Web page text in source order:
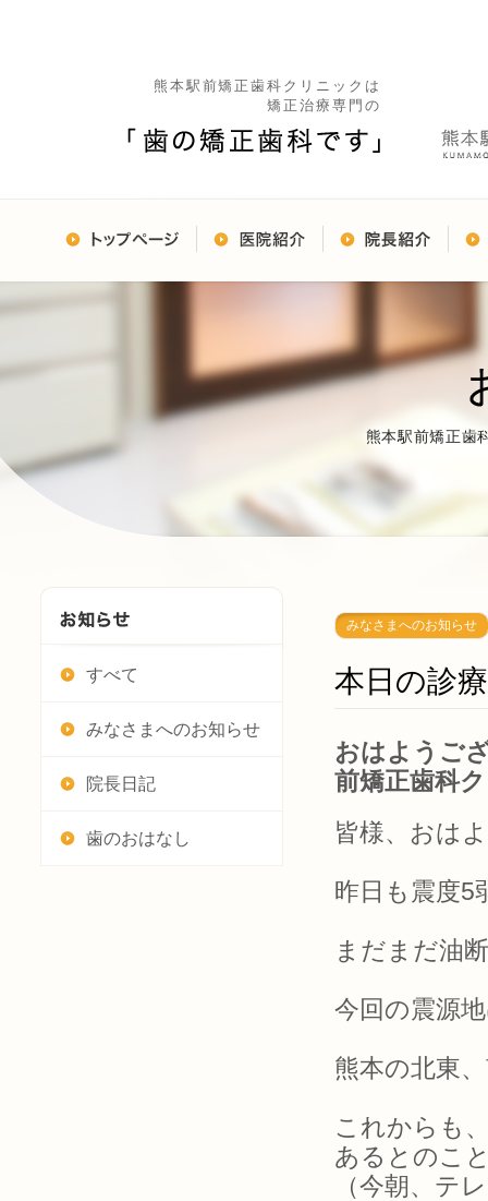
熊本駅前矯正歯科クリニックは
矯正治療専門の
熊本駅前矯正歯
すべて
みなさまへのお知らせ
院長日記
歯のおはなし
みなさまへのお知らせ
本日の診
おはようご
前矯正歯科
皆様、おは
昨日も震度5
まだまだ油
今回の震源
熊本の北東
これからも
あるとのこ
（今朝、テ